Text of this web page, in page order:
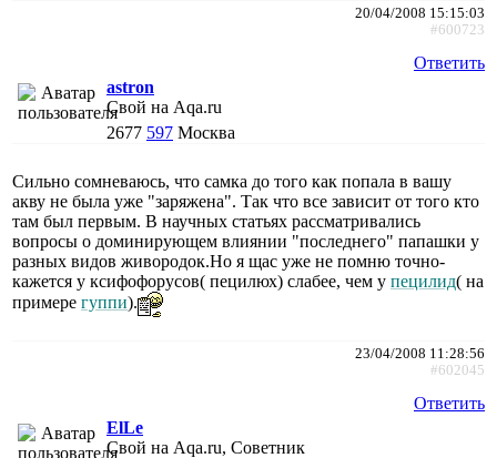
20/04/2008 15:15:03
#600723
Ответить
astron
Свой на Aqa.ru
2677 597 Москва
Сильно сомневаюсь, что самка до того как попала в вашу
акву не была уже "заряжена". Так что все зависит от того кто
там был первым. В научных статьях рассматривались
вопросы о доминирующем влиянии "последнего" папашки у
разных видов живородок.Но я щас уже не помню точно-
кажется у ксифофорусов( пецилюх) слабее, чем у пецилид( на
примере гуппи).
23/04/2008 11:28:56
#602045
Ответить
ElLe
Свой на Aqa.ru, Советник